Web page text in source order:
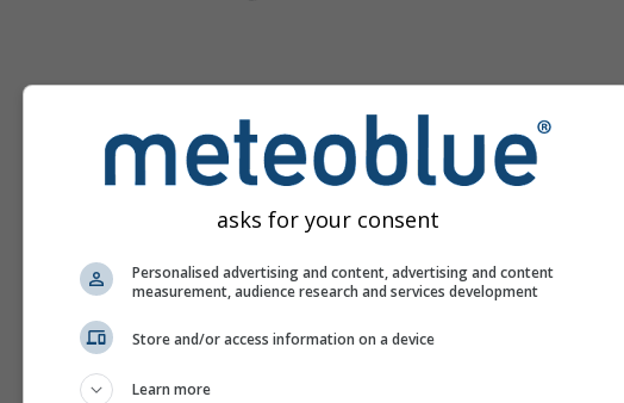
asks for your consent
Personalised advertising and content, advertising and content
measurement, audience research and services development
Store and/or access information on a device
Learn more